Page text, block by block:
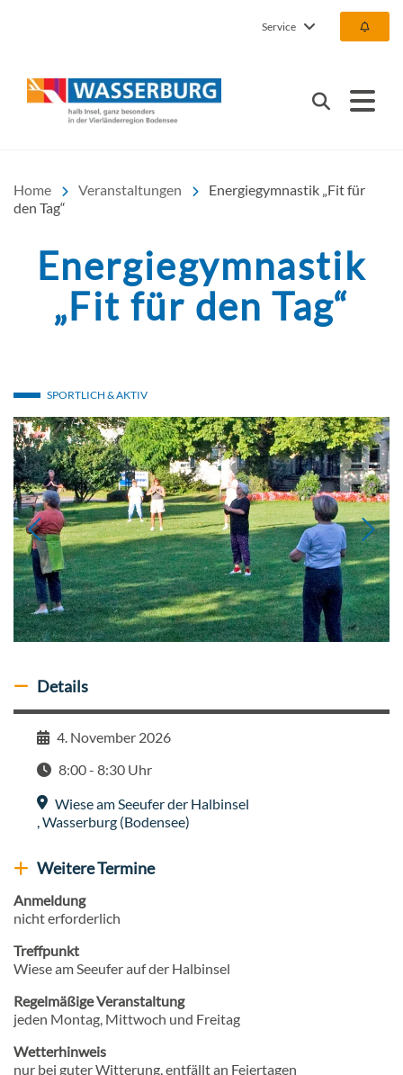
Service
Urlaub | Ferien | Hotel |
Suchen
Home Veranstaltungen
Energiegymnastik „Fit für
den Tag“
Energiegymnastik
„Fit für den Tag“
SPORTLICH & AKTIV
Details ausblenden
Details
Datum4. November 2026
Zeit8:00 - 8:30 Uhr
Veranstaltungsort
Wiese am Seeufer der Halbinsel
,Wasserburg (Bodensee)
Weitere Veranstaltungen anzeigen
Weitere Termine
Anmeldung
nicht erforderlich
Treffpunkt
Wiese am Seeufer auf der Halbinsel
Regelmäßige Veranstaltung
jeden Montag, Mittwoch und Freitag
Wetterhinweis
nur bei guter Witterung, entfällt an Feiertagen